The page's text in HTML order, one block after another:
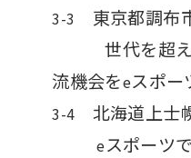
3-3
東京都調布
世代を超え
流機会をeスポー
3-4 北海道上士
eスポーツ